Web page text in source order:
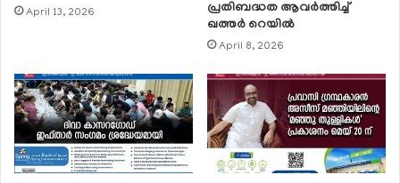
April 13, 2026
പ്രതിബദ്ധത ആവര്‍ത്തിച്ച്
ഖത്തര്‍ റെയില്‍
April 8, 2026